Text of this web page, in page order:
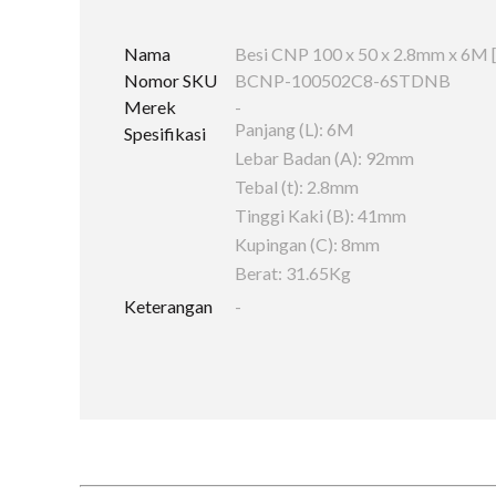
Nama
Besi CNP 100 x 50 x 2.8mm x 6M
Nomor SKU
BCNP-100502C8-6STDNB
Merek
-
Spesifikasi
Panjang (L): 6M
Lebar Badan (A): 92mm
Tebal (t): 2.8mm
Tinggi Kaki (B): 41mm
Kupingan (C): 8mm
Berat: 31.65Kg
Keterangan
-